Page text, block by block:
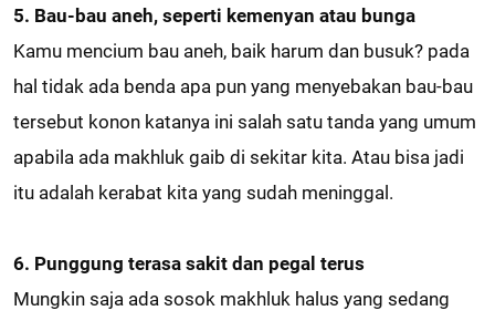
5. Bau-bau aneh, seperti kemenyan atau bunga
Kamu mencium bau aneh, baik harum dan busuk? pada
hal tidak ada benda apa pun yang menyebakan bau-bau
tersebut konon katanya ini salah satu tanda yang umum
apabila ada makhluk gaib di sekitar kita. Atau bisa jadi
itu adalah kerabat kita yang sudah meninggal.
6. Punggung terasa sakit dan pegal terus
Mungkin saja ada sosok makhluk halus yang sedang